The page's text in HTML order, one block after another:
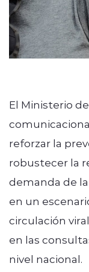
El Ministerio
reforzar la
robustecer la
demanda de
en un
circulación
en las
nivel nacional.